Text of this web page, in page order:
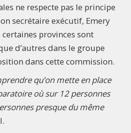
ne respecte pas le principe
secrétaire exécutif, Emery
provinces sont
d’autres dans le groupe
dans cette commission.
qu’on mette en place
où sur 12 personnes
presque du même